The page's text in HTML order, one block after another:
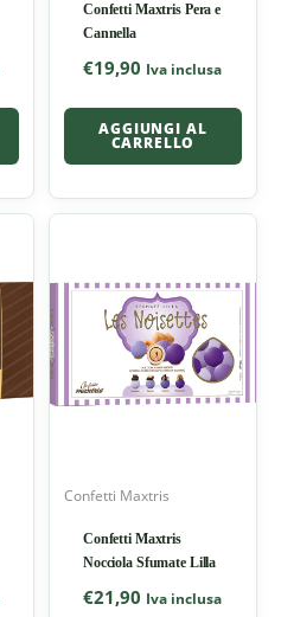
Confetti Maxtris Pera e
Cannella
€19,90 Iva inclusa
AGGIUNGI AL
CARRELLO
Confetti Maxtris
Confetti Maxtris
Nocciola Sfumate Lilla
€21,90 Iva inclusa